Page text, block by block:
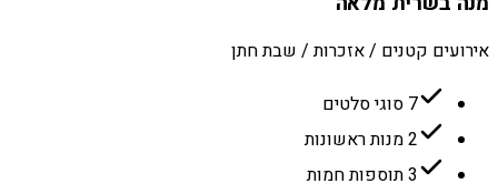
אירועים קטנים / אזכרות / שבת חתן
7 סוגי סלטים
2 מנות ראשונות
3 תוספות חמות